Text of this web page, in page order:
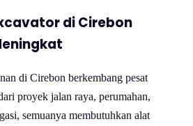
di Cirebon
di Cirebon berkembang pesat
proyek jalan raya, perumahan,
semuanya membutuhkan alat